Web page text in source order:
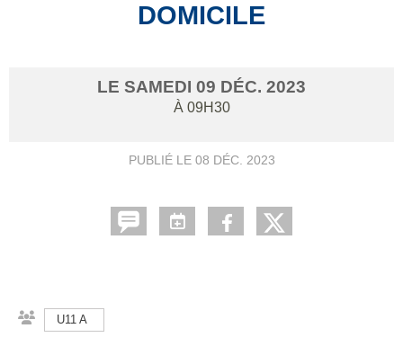
DOMICILE
LE SAMEDI 09 DÉC. 2023
À 09H30
PUBLIÉ LE 08 DÉC. 2023
U11 A